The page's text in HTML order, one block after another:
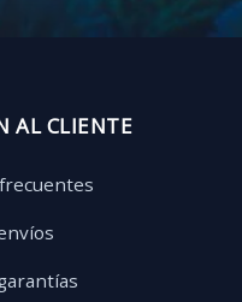
AL CLIENTE